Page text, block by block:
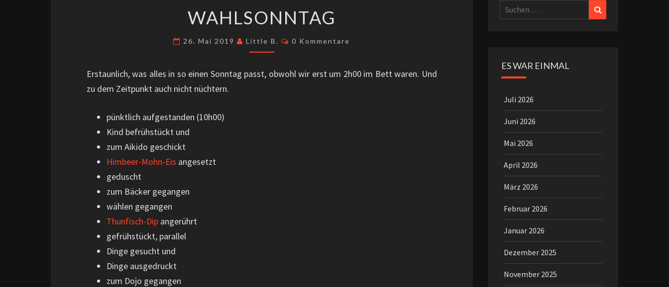
WAHLSONNTAG
26. Mai 2019 Little B. Kommentare
0 Kommentare
Erstaunlich, was alles in so einen Sonntag passt, obwohl wir erst um 2h00 im Bett waren. Und
zu dem Zeitpunkt auch nicht nüchtern.
pünktlich aufgestanden (10h00)
Kind befrühstückt und
zum Aikido geschickt
Himbeer-Mohn-Eis angesetzt
geduscht
zum Bäcker gegangen
wählen gegangen
Thunfisch-Dip angerührt
gefrühstückt, parallel
Dinge gesucht und
Dinge ausgedruckt
zum Dojo gegangen
Suchen
nach:
ES WAR EINMAL
Juli 2026
Juni 2026
Mai 2026
April 2026
März 2026
Februar 2026
Januar 2026
Dezember 2025
November 2025